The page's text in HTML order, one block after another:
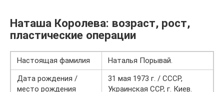
Наташа Королева: возраст, рост,
пластические операции
Настоящая фамилия
Наталья Порывай.
Дата рождения /
место рождения
31 мая 1973 г. / СССР,
Украинская ССР, г. Киев.